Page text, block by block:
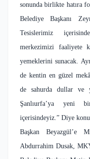
sonunda birlikte hatıra
Belediye Başkanı
Tesislerimiz
merkezimizi faaliyete
yemeklerini sunacak.
de kentin en güzel
de sahurda dullar ve
Şanlıurfa’ya yeni
içerisindeyiz.” Diye
Başkan Beyazgül’e
Abdurrahim Dusak,